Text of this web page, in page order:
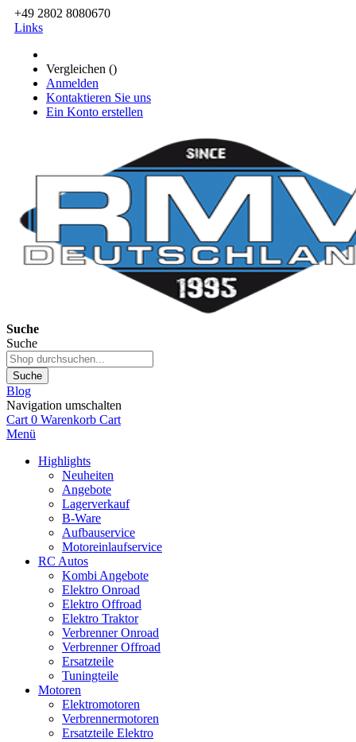
+49 2802 8080670
Links
Vergleichen ()
Anmelden
Kontaktieren Sie uns
Ein Konto erstellen
Suche
Suche
Suche
Blog
Navigation umschalten
Cart 0 Warenkorb Cart
Menü
Highlights
Neuheiten
Angebote
Lagerverkauf
B-Ware
Aufbauservice
Motoreinlaufservice
RC Autos
Kombi Angebote
Elektro Onroad
Elektro Offroad
Elektro Traktor
Verbrenner Onroad
Verbrenner Offroad
Ersatzteile
Tuningteile
Motoren
Elektromotoren
Verbrennermotoren
Ersatzteile Elektro